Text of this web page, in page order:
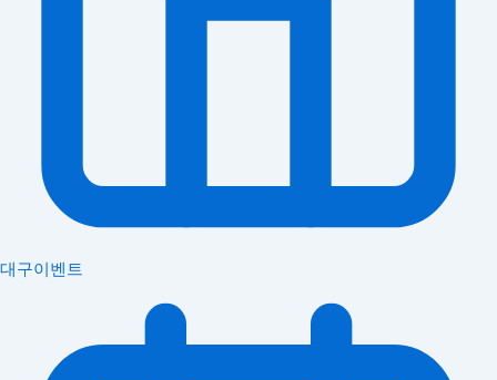
대구이벤트